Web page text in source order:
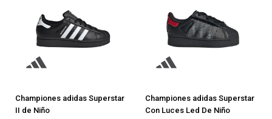
Championes adidas Superstar
II de Niño
Championes adidas Superstar
Con Luces Led De Niño